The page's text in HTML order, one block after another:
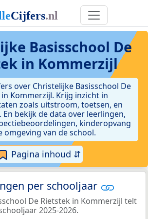
Basisschool De
in Kommerzijl
over Christelijke Basisschool De
Kommerzijl. Krijg inzicht in
zoals uitstroom, toetsen, en
bekijk de data over leerlingen,
kinderopvang
omgeving van de school.
Pagina inhoud ⇵
per schooljaar
De Rietstek in Kommerzijl telt
2025-2026.